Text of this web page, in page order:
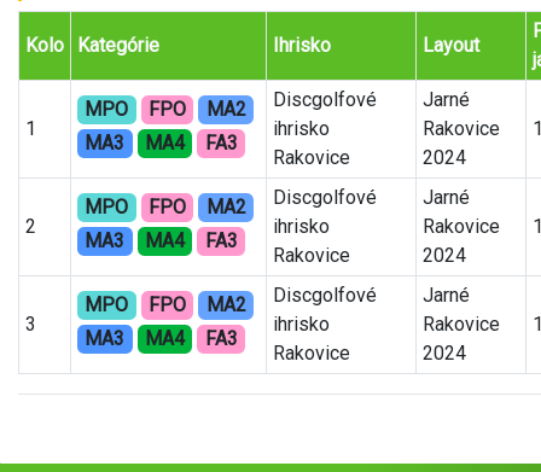
Kolo Kategórie Ihrisko Layout
1
MPO FPO
MA2
MA3
MA4 FA3
Discgolfové
ihrisko
Rakovice
Jarné
Rakovice
2024
2
MPO FPO
MA2
MA3
MA4 FA3
Discgolfové
ihrisko
Rakovice
Jarné
Rakovice
2024
3
MPO FPO
MA2
MA3
MA4 FA3
Discgolfové
ihrisko
Rakovice
Jarné
Rakovice
2024